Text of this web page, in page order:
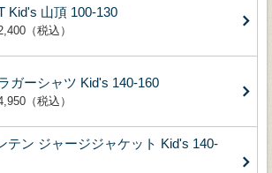
Kid's 山頂 100-130
（税込）
ガーシャツ Kid's 140-160
（税込）
テン ジャージジャケット Kid's 140-